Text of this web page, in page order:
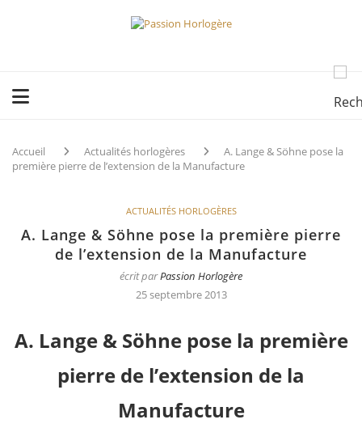
Accueil Actualités horlogères
A. Lange & Söhne pose la
première pierre de l’extension de la Manufacture
ACTUALITÉS HORLOGÈRES
A. Lange & Söhne pose la première pierre
de l’extension de la Manufacture
écrit parPassion Horlogère
25 septembre 2013
A. Lange & Söhne pose la première
pierre de l’extension de la
Manufacture